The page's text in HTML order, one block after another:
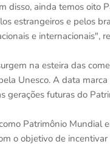
disso, ainda temos oito
estrangeiros e pelos
e internacionais",
na esteira das
Unesco. A data
gerações futuras do
Patrimônio Mundial
o objetivo de